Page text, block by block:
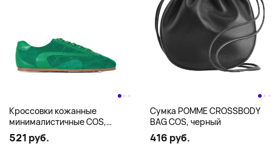
Кроссовки кожанные
минималистичные COS,
зеленый
521 руб.
Сумка POMME CROSSBODY
BAG COS, черный
416 руб.